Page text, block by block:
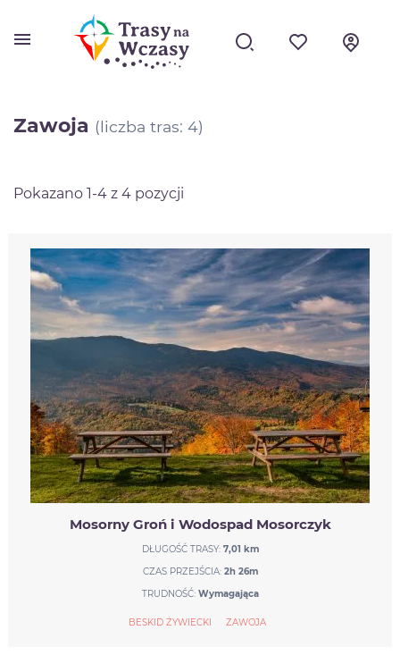
menu
Zawoja (liczba tras: 4)
Pokazano 1-4 z 4 pozycji
Mosorny Groń i Wodospad Mosorczyk
DŁUGOŚĆ TRASY: 7,01 km
CZAS PRZEJŚCIA: 2h 26m
TRUDNOŚĆ: Wymagająca
BESKID ŻYWIECKI ZAWOJA